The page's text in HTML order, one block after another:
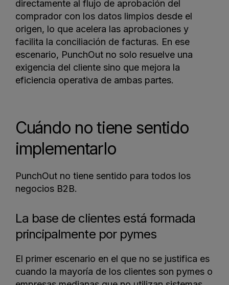
directamente al flujo de aprobación del
comprador con los datos limpios desde el
origen, lo que acelera las aprobaciones y
facilita la conciliación de facturas. En ese
escenario, PunchOut no solo resuelve una
exigencia del cliente sino que mejora la
eficiencia operativa de ambas partes.
Cuándo no tiene sentido
implementarlo
PunchOut no tiene sentido para todos los
negocios B2B.
La base de clientes está formada
principalmente por pymes
El primer escenario en el que no se justifica es
cuando la mayoría de los clientes son pymes o